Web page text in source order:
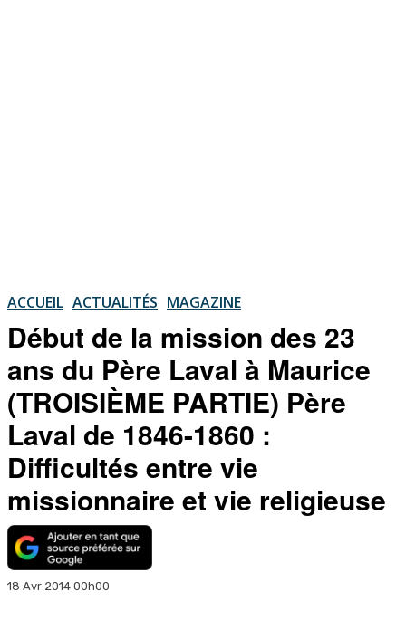
ACCUEIL ACTUALITÉS MAGAZINE
Début de la mission des 23
ans du Père Laval à Maurice
(TROISIÈME PARTIE) Père
Laval de 1846-1860 :
Difficultés entre vie
missionnaire et vie religieuse
18 Avr 2014 00h00